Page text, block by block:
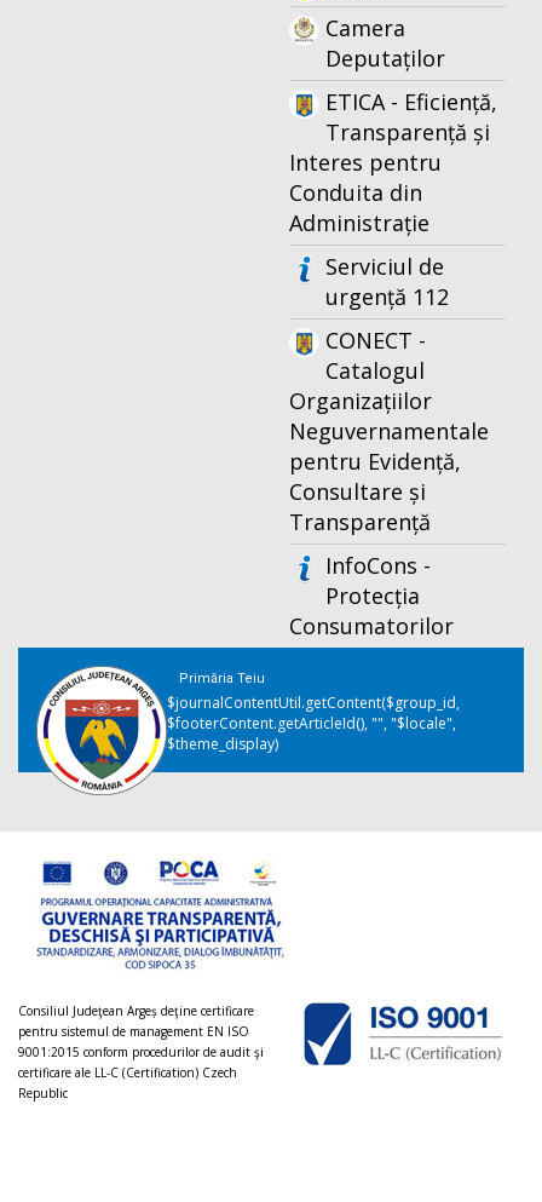
Camera
Deputaților
ETICA - Eficiență,
Transparență și
Interes pentru
Conduita din
Administrație
Serviciul de
urgență 112
CONECT -
Catalogul
Organizațiilor
Neguvernamentale
pentru Evidență,
Consultare și
Transparență
InfoCons -
Protecția
Consumatorilor
Primăria Teiu
$journalContentUtil.getContent($group_id,
$footerContent.getArticleId(), "", "$locale",
$theme_display)
Consiliul Judeţean Argeș deţine certificare
pentru sistemul de management EN ISO
9001:2015 conform procedurilor de audit şi
certificare ale LL-C (Certification) Czech
Republic